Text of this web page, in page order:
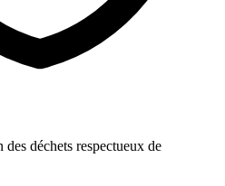
déchets respectueux de